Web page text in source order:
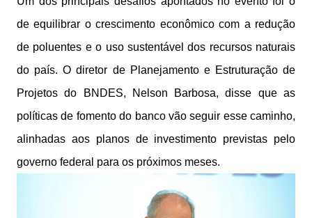
de equilibrar o crescimento econômico com a redução
de poluentes e o uso sustentável dos recursos naturais
do país. O diretor de Planejamento e Estruturação de
Projetos do BNDES, Nelson Barbosa, disse que as
políticas de fomento do banco vão seguir esse caminho,
alinhadas aos planos de investimento previstas pelo
governo federal para os próximos meses.